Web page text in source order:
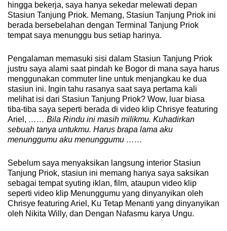
hingga bekerja, saya hanya sekedar melewati depan
Stasiun Tanjung Priok. Memang, Stasiun Tanjung Priok ini
berada bersebelahan dengan Terminal Tanjung Priok
tempat saya menunggu bus setiap harinya.
Pengalaman memasuki sisi dalam Stasiun Tanjung Priok
justru saya alami saat pindah ke Bogor di mana saya harus
menggunakan commuter line untuk menjangkau ke dua
stasiun ini. Ingin tahu rasanya saat saya pertama kali
melihat isi dari Stasiun Tanjung Priok? Wow, luar biasa
tiba-tiba saya seperti berada di video klip Chrisye featuring
Ariel, …… Bila Rindu ini masih milikmu. Kuhadirkan
sebuah tanya untukmu. Harus brapa lama aku
menunggumu aku menunggumu ……
Sebelum saya menyaksikan langsung interior Stasiun
Tanjung Priok, stasiun ini memang hanya saya saksikan
sebagai tempat syuting iklan, film, ataupun video klip
seperti video klip Menunggumu yang dinyanyikan oleh
Chrisye featuring Ariel, Ku Tetap Menanti yang dinyanyikan
oleh Nikita Willy, dan Dengan Nafasmu karya Ungu.